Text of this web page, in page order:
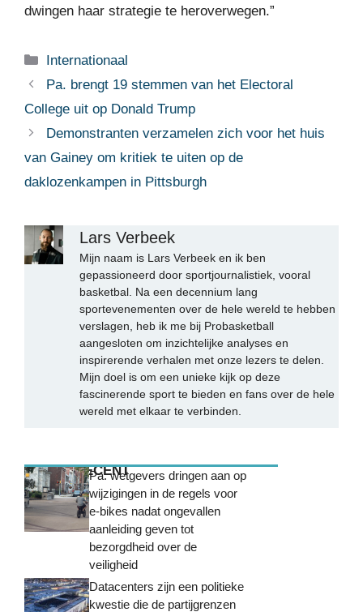
dwingen haar strategie te heroverwegen.”
Categorieën
Internationaal
Pa. brengt 19 stemmen van het Electoral
College uit op Donald Trump
Demonstranten verzamelen zich voor het huis
van Gainey om kritiek te uiten op de
daklozenkampen in Pittsburgh
Lars Verbeek
Mijn naam is Lars Verbeek en ik ben
gepassioneerd door sportjournalistiek, vooral
basketbal. Na een decennium lang
sportevenementen over de hele wereld te hebben
verslagen, heb ik me bij Probasketball
aangesloten om inzichtelijke analyses en
inspirerende verhalen met onze lezers te delen.
Mijn doel is om een unieke kijk op deze
fascinerende sport te bieden en fans over de hele
wereld met elkaar te verbinden.
MEEST RECENTPa. wetgevers dringen aan op
wijzigingen in de regels voor
e-bikes nadat ongevallen
aanleiding geven tot
bezorgdheid over de
veiligheid
Datacenters zijn een politieke
kwestie die de partijgrenzen